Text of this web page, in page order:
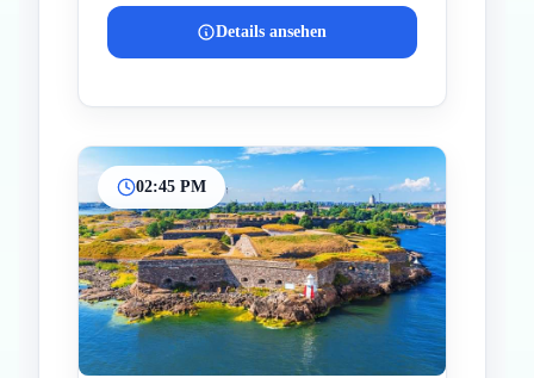
Details ansehen
02:45 PM